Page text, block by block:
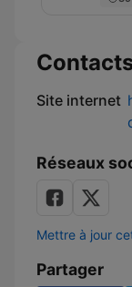
sur
NRJ
Site internet
Réseaux
Mettre à jour
Partager